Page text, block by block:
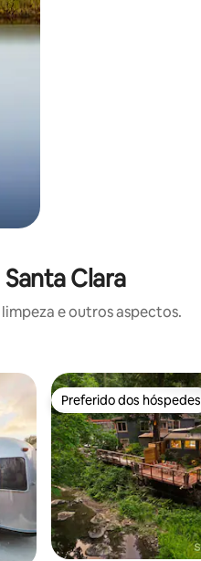
Clara
e outros aspectos.
Preferido dos hóspedes
Preferido dos hóspedes